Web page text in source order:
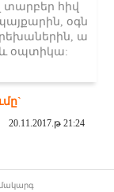
հիվ
օգն
ա
և օպտիկա:
20.11.2017.թ 21:24